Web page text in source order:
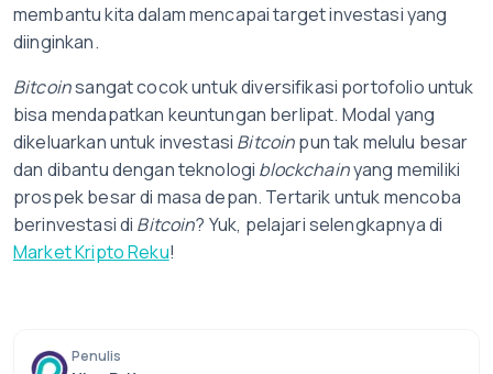
membantu kita dalam mencapai target investasi yang
diinginkan.
Bitcoinsangat cocok untuk diversifikasi portofolio untuk
bisa mendapatkan keuntungan berlipat. Modal yang
dikeluarkan untuk investasi Bitcoinpun tak melulu besar
dan dibantu dengan teknologi blockchainyang memiliki
prospek besar di masa depan. Tertarik untuk mencoba
berinvestasi di Bitcoin? Yuk, pelajari selengkapnya di
Market Kripto Reku!
Penulis